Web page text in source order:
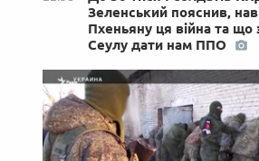
Зеленський пояснив,
Пхеньяну ця війна та що
Сеулу дати нам ППО